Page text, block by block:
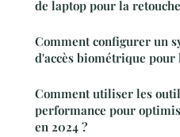
de laptop pour la
Comment configurer un
d'accès biométrique pour
Comment utiliser les
performance pour
en 2024 ?